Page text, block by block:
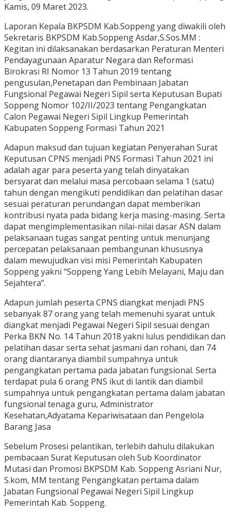
Kamis, 09 Maret 2023.
Laporan Kepala BKPSDM Kab.Soppeng yang diwakili oleh
Sekretaris BKPSDM Kab.Soppeng Asdar,S.Sos.MM :
Kegitan ini dilaksanakan berdasarkan Peraturan Menteri
Pendayagunaan Aparatur Negara dan Reformasi
Birokrasi RI Nomor 13 Tahun 2019 tentang
pengusulan,Penetapan dan Pembinaan Jabatan
Fungsional Pegawai Negeri Sipil serta Keputusan Bupati
Soppeng Nomor 102/II/2023 tentang Pengangkatan
Calon Pegawai Negeri Sipil Lingkup Pemerintah
Kabupaten Soppeng Formasi Tahun 2021
Adapun maksud dan tujuan kegiatan Penyerahan Surat
Keputusan CPNS menjadi PNS Formasi Tahun 2021 ini
adalah agar para peserta yang telah dinyatakan
bersyarat dan melalui masa percobaan selama 1 (satu)
tahun dengan mengikuti pendidikan dan pelatihan dasar
sesuai peraturan perundangan dapat memberikan
kontribusi nyata pada bidang kerja masing-masing. Serta
dapat mengimplementasikan nilai-nilai dasar ASN dalam
pelaksanaan tugas sangat penting untuk menunjang
percepatan pelaksanaan pembangunan khususnya
dalam mewujudkan visi misi Pemerintah Kabupaten
Soppeng yakni “Soppeng Yang Lebih Melayani, Maju dan
Sejahtera”.
Adapun jumlah peserta CPNS diangkat menjadi PNS
sebanyak 87 orang yang telah memenuhi syarat untuk
diangkat menjadi Pegawai Negeri Sipil sesuai dengan
Perka BKN No. 14 Tahun 2018 yakni lulus pendidikan dan
pelatihan dasar serta sehat jasmani dan rohani, dan 74
orang diantaranya diambil sumpahnya untuk
pengangkatan pertama pada jabatan fungsional. Serta
terdapat pula 6 orang PNS ikut di lantik dan diambil
sumpahnya untuk pengangkatan pertama dalam jabatan
fungsional tenaga guru, Administrator
Kesehatan,Adyatama Kepariwisataan dan Pengelola
Barang Jasa
Sebelum Prosesi pelantikan, terlebih dahulu dilakukan
pembacaan Surat Keputusan oleh Sub Koordinator
Mutasi dan Promosi BKPSDM Kab. Soppeng Asriani Nur,
S.kom, MM tentang Pengangkatan pertama dalam
Jabatan Fungsional Pegawai Negeri Sipil Lingkup
Pemerintah Kab. Soppeng.